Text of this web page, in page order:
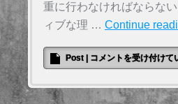
重に行わなければならな
ィブな理 … Continue
Post コメントを受け付けて